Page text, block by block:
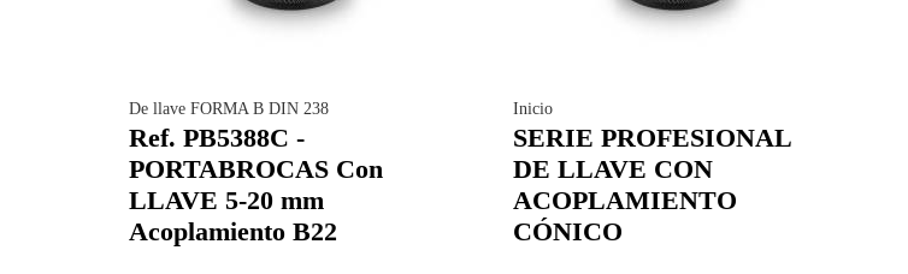
De llave FORMA B DIN 238
Ref. PB5388C -
PORTABROCAS Con
LLAVE 5-20 mm
Acoplamiento B22
Inicio
SERIE PROFESIONAL
DE LLAVE CON
ACOPLAMIENTO
CÓNICO